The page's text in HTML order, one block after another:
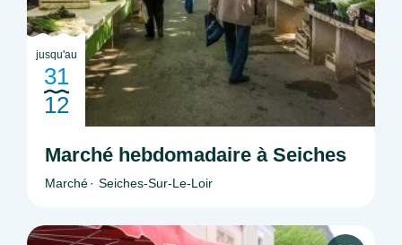
jusqu'au
31
12
Marché hebdomadaire à Seiches
Marché Seiches-Sur-Le-Loir